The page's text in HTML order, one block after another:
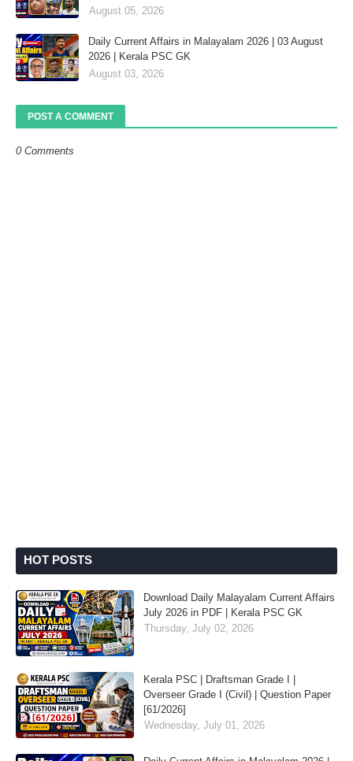
August 05, 2026
Daily Current Affairs in Malayalam 2026 | 03 August
2026 | Kerala PSC GK
August 03, 2026
POST A COMMENT
0 Comments
HOT POSTS
Download Daily Malayalam Current Affairs
July 2026 in PDF | Kerala PSC GK
Thursday, July 02, 2026
Kerala PSC | Draftsman Grade I |
Overseer Grade I (Civil) | Question Paper
[61/2026]
Wednesday, July 01, 2026